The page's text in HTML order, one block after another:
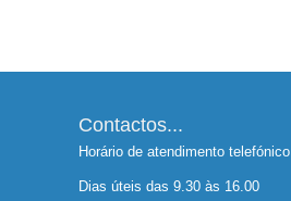
Contactos...
Horário de atendimento telefónico
Dias úteis das 9.30 às 16.00